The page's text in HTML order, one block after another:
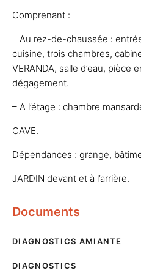
Comprenant :
– Au rez-de-chaussée :
cuisine, trois chambres,
VERANDA, salle d’eau, pièce
dégagement.
– A l’étage : chambre
CAVE.
Dépendances : grange,
JARDIN devant et à l’arrière.
Documents
DIAGNOSTICS AMIANTE
DIAGNOSTICS